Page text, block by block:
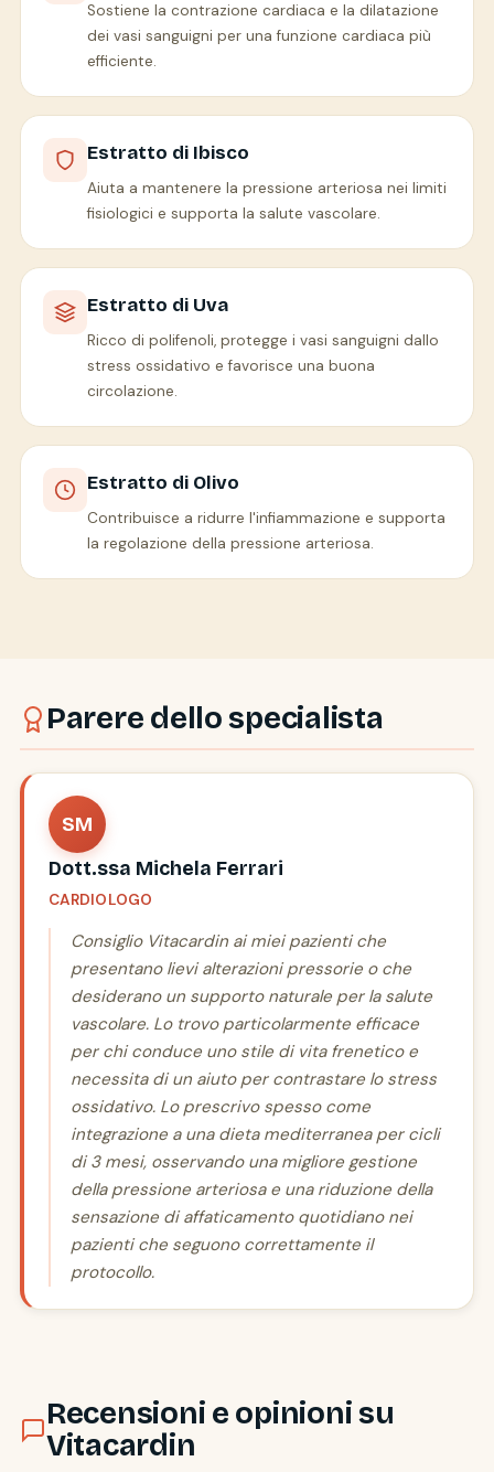
Sostiene la contrazione cardiaca e la dilatazione
dei vasi sanguigni per una funzione cardiaca più
efficiente.
Estratto di Ibisco
Aiuta a mantenere la pressione arteriosa nei limiti
fisiologici e supporta la salute vascolare.
Estratto di Uva
Ricco di polifenoli, protegge i vasi sanguigni dallo
stress ossidativo e favorisce una buona
circolazione.
Estratto di Olivo
Contribuisce a ridurre l'infiammazione e supporta
la regolazione della pressione arteriosa.
Parere dello specialista
SM
Dott.ssa Michela Ferrari
CARDIOLOGO
Consiglio Vitacardin ai miei pazienti che
presentano lievi alterazioni pressorie o che
desiderano un supporto naturale per la salute
vascolare. Lo trovo particolarmente efficace
per chi conduce uno stile di vita frenetico e
necessita di un aiuto per contrastare lo stress
ossidativo. Lo prescrivo spesso come
integrazione a una dieta mediterranea per cicli
di 3 mesi, osservando una migliore gestione
della pressione arteriosa e una riduzione della
sensazione di affaticamento quotidiano nei
pazienti che seguono correttamente il
protocollo.
Recensioni e opinioni su
Vitacardin